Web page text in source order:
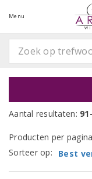
Menu
Aantal resultaten:
Producten per
Sorteer op:
Best